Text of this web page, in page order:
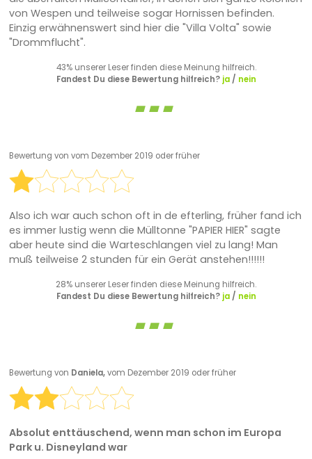
von Wespen und teilweise sogar Hornissen befinden.
Einzig erwähnenswert sind hier die "Villa Volta" sowie
"Drommflucht".
43% unserer Leser finden diese Meinung hilfreich.
Fandest Du diese Bewertung hilfreich? ja/ nein
Bewertung von vom Dezember 2019 oder früher
Also ich war auch schon oft in de efterling, früher fand ich
es immer lustig wenn die Mülltonne "PAPIER HIER" sagte
aber heute sind die Warteschlangen viel zu lang! Man
muß teilweise 2 stunden für ein Gerät anstehen!!!!!!
28% unserer Leser finden diese Meinung hilfreich.
Fandest Du diese Bewertung hilfreich? ja/ nein
Bewertung von Daniela,vom Dezember 2019 oder früher
Absolut enttäuschend, wenn man schon im Europa
Park u. Disneyland war